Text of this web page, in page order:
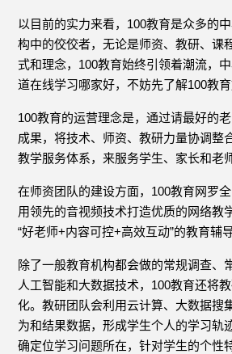
以目前的实力来看，100教育是众多的
构中的佼佼者，无论是师资、教研、课
式和理念，100教育始终引领着潮流，
道在线学习哪家好，不妨先了解100教育
100教育的运营理念是，通过请最好的
成果，将技术、师资、教研力量协调整
教学服务体系，来服务学生、家长和老
在师资团队的建设方面，100教育网罗全
用领先的音视频技术打造优质的网络教
“好老师+内容可控+高效互动”的教育辅
除了一般教育机构都会做的常规调查、
人工智能和大数据技术，100教育还将
化。教研团队会利用云计算、大数据搜
为和结果数据，形成学生个人的学习轨
确定位学习问题所在，针对学生的个性